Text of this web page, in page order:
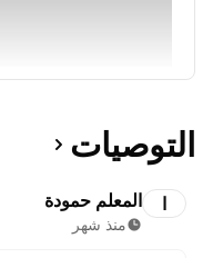
التوصيات
ا المعلم حمودة
منذ شهر